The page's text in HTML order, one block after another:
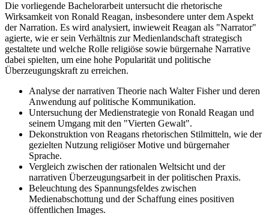
Die vorliegende Bachelorarbeit untersucht die rhetorische
Wirksamkeit von Ronald Reagan, insbesondere unter dem Aspekt
der Narration. Es wird analysiert, inwieweit Reagan als "Narrator"
agierte, wie er sein Verhältnis zur Medienlandschaft strategisch
gestaltete und welche Rolle religiöse sowie bürgernahe Narrative
dabei spielten, um eine hohe Popularität und politische
Überzeugungskraft zu erreichen.
Analyse der narrativen Theorie nach Walter Fisher und deren
Anwendung auf politische Kommunikation.
Untersuchung der Medienstrategie von Ronald Reagan und
seinem Umgang mit den "Vierten Gewalt".
Dekonstruktion von Reagans rhetorischen Stilmitteln, wie der
gezielten Nutzung religiöser Motive und bürgernaher
Sprache.
Vergleich zwischen der rationalen Weltsicht und der
narrativen Überzeugungsarbeit in der politischen Praxis.
Beleuchtung des Spannungsfeldes zwischen
Medienabschottung und der Schaffung eines positiven
öffentlichen Images.